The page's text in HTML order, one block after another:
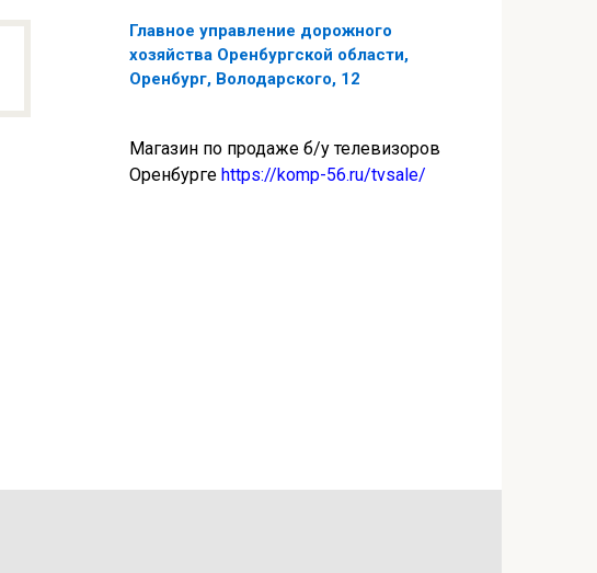
Главное управление дорожного
хозяйства Оренбургской области,
Оренбург, Володарского, 12
Магазин по продаже б/у телевизоров
Оренбурге https://komp-56.ru/tvsale/